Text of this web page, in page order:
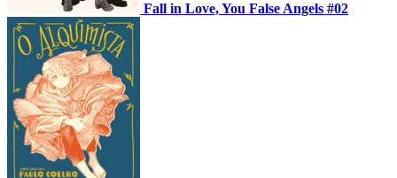
Fall in Love, You False Angels #02